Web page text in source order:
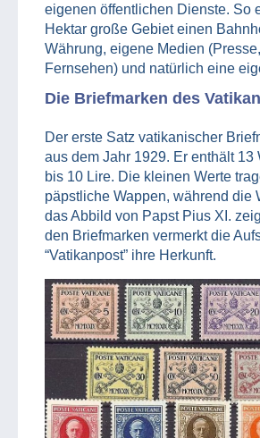
eigenen öffentlichen Dienste. So
Hektar große Gebiet einen
Währung, eigene Medien
Fernsehen) und natürlich eine
Die Briefmarken des Vatikan
Der erste Satz vatikanischer
aus dem Jahr 1929. Er enthält 13
bis 10 Lire. Die kleinen Werte
päpstliche Wappen, während die
das Abbild von Papst Pius XI.
den Briefmarken vermerkt die
“Vatikanpost” ihre Herkunft.